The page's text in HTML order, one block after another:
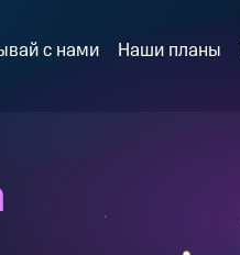
с нами Наши планы